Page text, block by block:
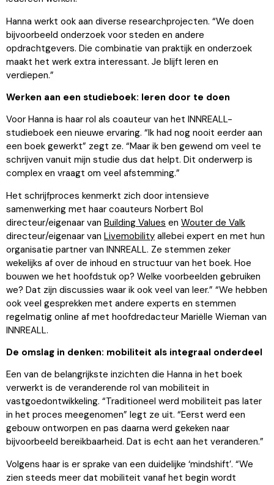
Hanna werkt ook aan diverse researchprojecten. “We doen
bijvoorbeeld onderzoek voor steden en andere
opdrachtgevers. Die combinatie van praktijk en onderzoek
maakt het werk extra interessant. Je blijft leren en
verdiepen.”
Werken aan een studieboek: leren door te doen
Voor Hanna is haar rol als coauteur van het INNREALL-
studieboek een nieuwe ervaring. “Ik had nog nooit eerder aan
een boek gewerkt” zegt ze. “Maar ik ben gewend om veel te
schrijven vanuit mijn studie dus dat helpt. Dit onderwerp is
complex en vraagt om veel afstemming.”
Het schrijfproces kenmerkt zich door intensieve
samenwerking met haar coauteurs Norbert Bol
directeur/eigenaar van Building Values en Wouter de Valk
directeur/eigenaar van Livemobility allebei expert en met hun
organisatie partner van INNREALL. Ze stemmen zeker
wekelijks af over de inhoud en structuur van het boek. Hoe
bouwen we het hoofdstuk op? Welke voorbeelden gebruiken
we? Dat zijn discussies waar ik ook veel van leer.” “We hebben
ook veel gesprekken met andere experts en stemmen
regelmatig online af met hoofdredacteur Mariëlle Wieman van
INNREALL.
De omslag in denken: mobiliteit als integraal onderdeel
Een van de belangrijkste inzichten die Hanna in het boek
verwerkt is de veranderende rol van mobiliteit in
vastgoedontwikkeling. “Traditioneel werd mobiliteit pas later
in het proces meegenomen” legt ze uit. “Eerst werd een
gebouw ontworpen en pas daarna werd gekeken naar
bijvoorbeeld bereikbaarheid. Dat is echt aan het veranderen.”
Volgens haar is er sprake van een duidelijke ‘mindshift’. “We
zien steeds meer dat mobiliteit vanaf het begin wordt